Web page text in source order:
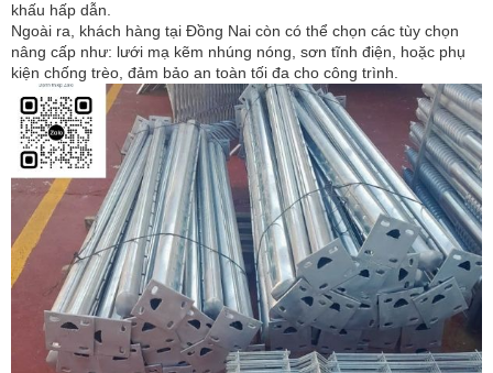
khấu hấp dẫn.
Ngoài ra, khách hàng tại Đồng Nai còn có thể chọn các tùy chọn
nâng cấp như: lưới mạ kẽm nhúng nóng, sơn tĩnh điện, hoặc phụ
kiện chống trèo, đảm bảo an toàn tối đa cho công trình.